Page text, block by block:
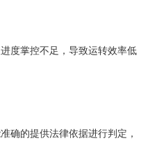
度掌控不足，导致运转效率低
确的提供法律依据进行判定，